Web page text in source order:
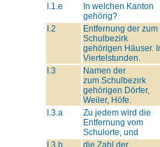
I.1.e
In welchen Kanton
gehörig?
I.2
Entfernung der zum
Schulbezirk
gehörigen Häuser.
Viertelstunden.
I.3
Namen der
zum Schulbezirk
gehörigen Dörfer,
Weiler, Höfe.
I.3.a
Zu jedem wird die
Entfernung vom
Schulorte, und
I.3.b
die Zahl der